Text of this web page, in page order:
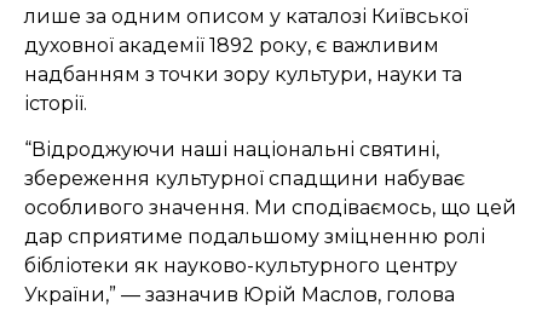
лише за одним описом у каталозі Київської
духовної академії 1892 року, є важливим
надбанням з точки зору культури, науки та
історії.
“Відроджуючи наші національні святині,
збереження культурної спадщини набуває
особливого значення. Ми сподіваємось, що цей
дар сприятиме подальшому зміцненню ролі
бібліотеки як науково-культурного центру
України,” — зазначив Юрій Маслов, голова